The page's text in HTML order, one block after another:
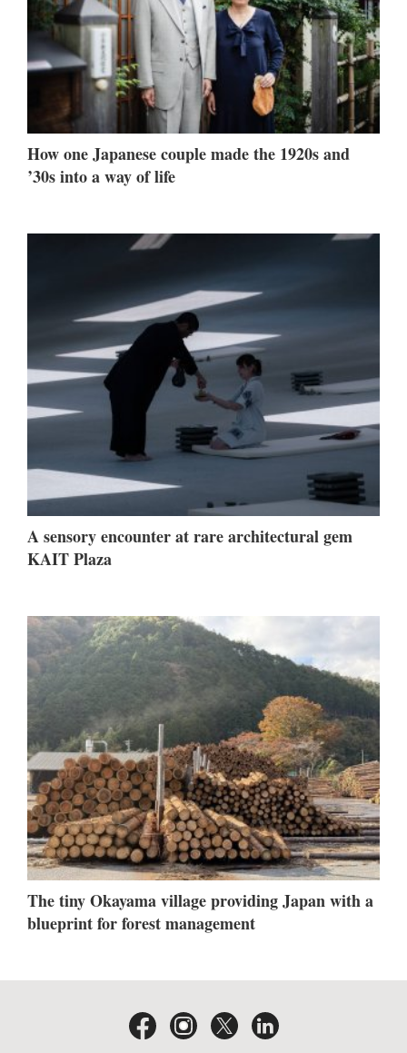
How one Japanese couple made the 1920s and
’30s into a way of life
A sensory encounter at rare architectural gem
KAIT Plaza
The tiny Okayama village providing Japan with a
blueprint for forest management